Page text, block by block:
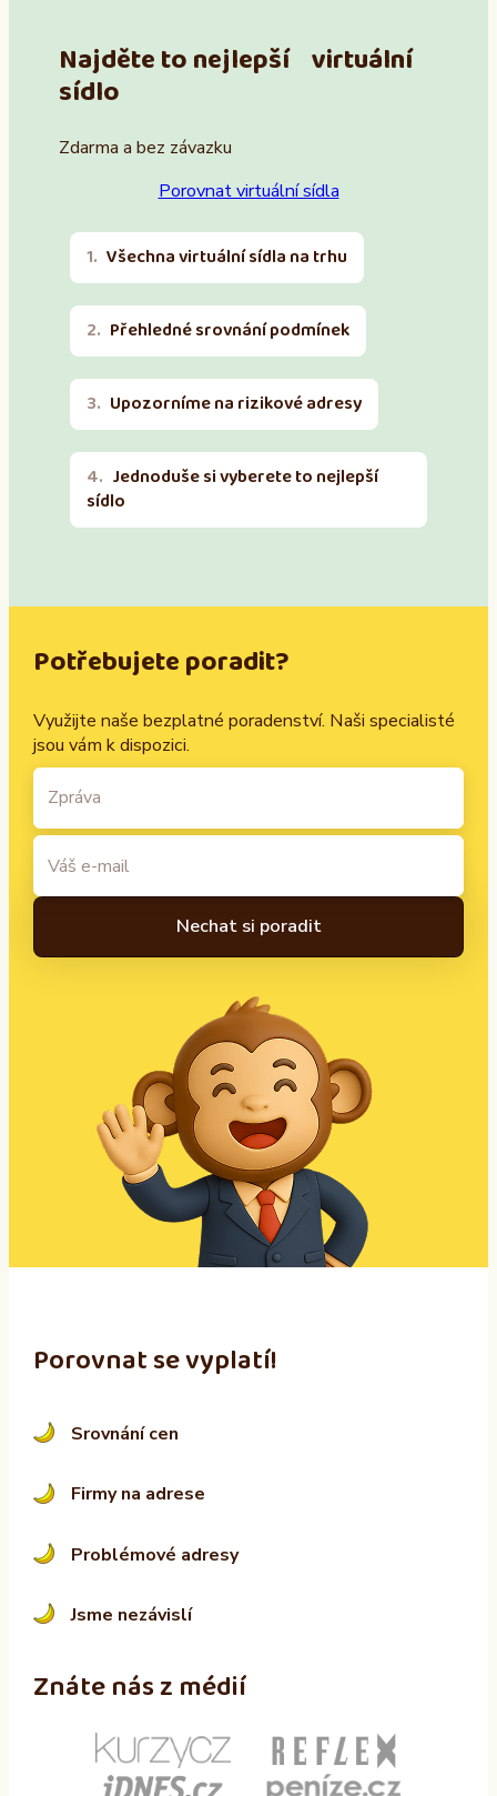
Najděte to nejlepší virtuální
sídlo
Zdarma a bez závazku
Porovnat virtuální sídla
Všechna virtuální sídla na trhu
Přehledné srovnání podmínek
Upozorníme na rizikové adresy
Jednoduše si vyberete to nejlepší
sídlo
Potřebujete poradit?
Využijte naše bezplatné poradenství. Naši specialisté
jsou vám k dispozici.
:
Porovnat se vyplatí!
Srovnání cen
Firmy na adrese
Problémové adresy
Jsme nezávislí
Znáte nás z médií